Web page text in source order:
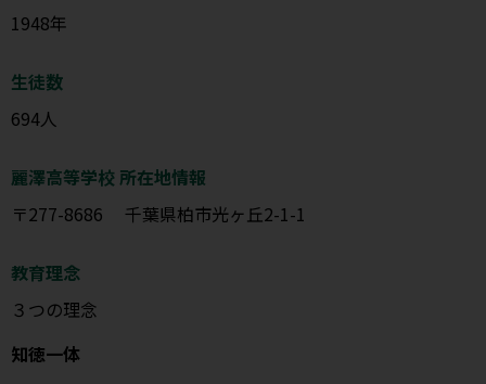
1948年
生徒数
694人
麗澤高等学校 所在地情報
〒277-8686 千葉県柏市光ヶ丘2-1-1
教育理念
３つの理念
知徳一体